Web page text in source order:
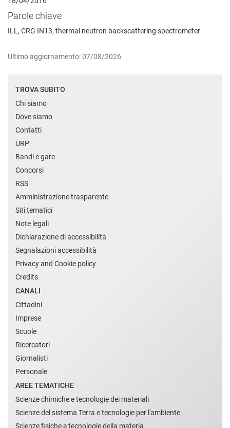
Parole chiave
ILL, CRG IN13, thermal neutron backscattering spectrometer
Ultimo aggiornamento: 07/08/2026
TROVA SUBITO
Chi siamo
Dove siamo
Contatti
URP
Bandi e gare
Concorsi
RSS
Amministrazione trasparente
Siti tematici
Note legali
Dichiarazione di accessibilità
Segnalazioni accessibilità
Privacy and Cookie policy
Credits
CANALI
Cittadini
Imprese
Scuole
Ricercatori
Giornalisti
Personale
AREE TEMATICHE
Scienze chimiche e tecnologie dei materiali
Scienze del sistema Terra e tecnologie per l'ambiente
Scienze fisiche e tecnologie della materia